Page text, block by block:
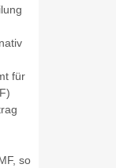
für
so